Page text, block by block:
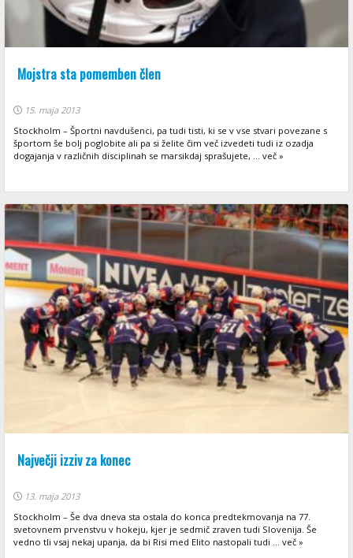
Mojstra sta pomemben člen
15. maja 2013
Stockholm – Športni navdušenci, pa tudi tisti, ki se v vse stvari povezane s
športom še bolj poglobite ali pa si želite čim več izvedeti tudi iz ozadja
dogajanja v različnih disciplinah se marsikdaj sprašujete, ... več »
Največji izziv za konec
13. maja 2013
Stockholm – Še dva dneva sta ostala do konca predtekmovanja na 77.
svetovnem prvenstvu v hokeju, kjer je sedmič zraven tudi Slovenija. Še
vedno tli vsaj nekaj upanja, da bi Risi med Elito nastopali tudi ... več »